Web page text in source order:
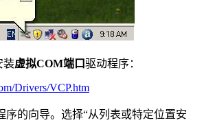
装虚拟COM端口驱动程序：
Drivers/VCP.htm
序的向导。选择“从列表或特定位置安